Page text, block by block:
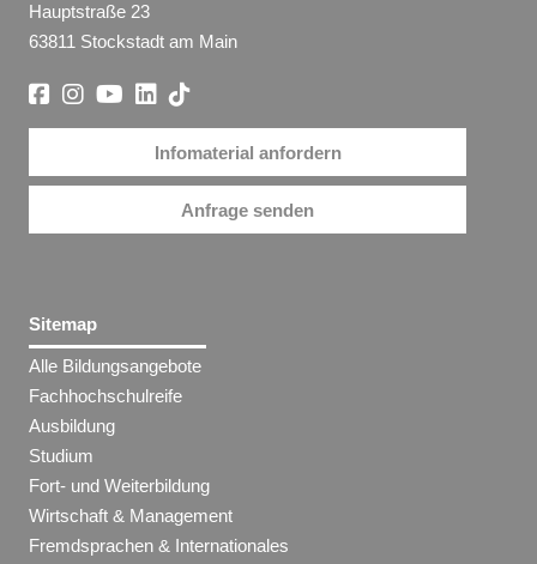
Hauptstraße 23
63811 Stockstadt am Main
Infomaterial anfordern
Anfrage senden
Sitemap
Alle Bildungsangebote
Fachhochschulreife
Ausbildung
Studium
Fort- und Weiterbildung
Wirtschaft & Management
Fremdsprachen & Internationales